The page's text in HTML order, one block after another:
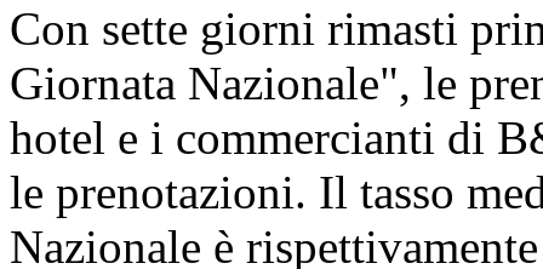
Con sette giorni rimasti
Giornata Nazionale", le
hotel e i commercianti di
le prenotazioni. Il tasso
Nazionale è